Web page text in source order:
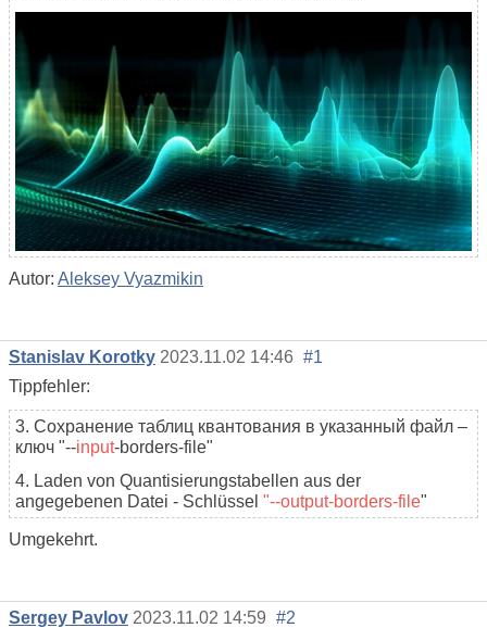
Autor: Aleksey Vyazmikin
Stanislav Korotky 2023.11.02 14:46 #1
Tippfehler:
3. Сохранение таблиц квантования в указанный файл –
ключ "--input-borders-file"
4. Laden von Quantisierungstabellen aus der
angegebenen Datei - Schlüssel "--output-borders-file"
Umgekehrt.
Sergey Pavlov 2023.11.02 14:59 #2